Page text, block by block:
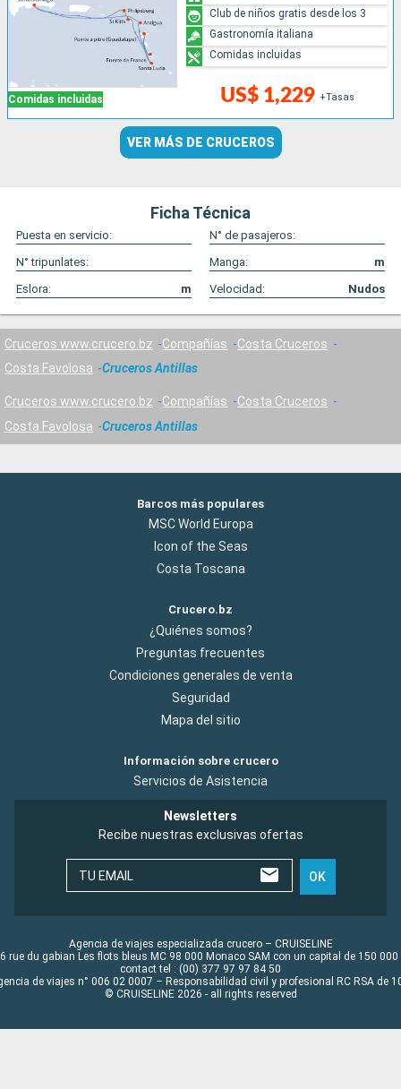
Comidas incluidas US$ 1,229 +Tasas
Club de niños gratis desde los 3
Gastronomía italiana
Comidas incluidas
VER MÁS DE CRUCEROS
Ficha Técnica
Puesta en servicio:
N° de pasajeros:
N° tripunlates:
Manga:
m
Eslora:
m Velocidad: Nudos
Cruceros www.crucero.bz Compañías
Costa Cruceros
Costa Favolosa
Cruceros Antillas
Cruceros www.crucero.bz Compañías
Costa Cruceros
Costa Favolosa
Cruceros Antillas
Barcos más populares
MSC World Europa
Icon of the Seas
Costa Toscana
Crucero.bz
¿Quiénes somos?
Preguntas frecuentes
Condiciones generales de venta
Seguridad
Mapa del sitio
Información sobre crucero
Servicios de Asistencia
Newsletters
Recibe nuestras exclusivas ofertas
TU EMAIL OK
Agencia de viajes especializada crucero – CRUISELINE
rue du gabian Les flots bleus MC 98 000 Monaco SAM con un capital de 150 000
contact tel : (00) 377 97 97 84 50
de viajes n° 006 02 0007 – Responsabilidad civil y profesional RC RSA de
© CRUISELINE 2026 - all rights reserved